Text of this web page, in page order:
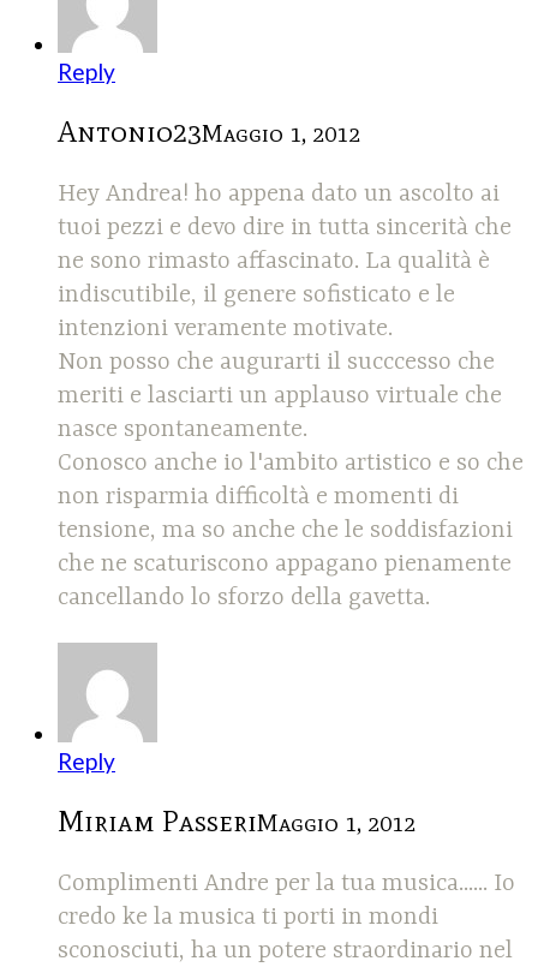
Reply
Antonio23Maggio 1, 2012
Hey Andrea! ho appena dato un ascolto ai
tuoi pezzi e devo dire in tutta sincerità che
ne sono rimasto affascinato. La qualità è
indiscutibile, il genere sofisticato e le
intenzioni veramente motivate.
Non posso che augurarti il succcesso che
meriti e lasciarti un applauso virtuale che
nasce spontaneamente.
Conosco anche io l'ambito artistico e so che
non risparmia difficoltà e momenti di
tensione, ma so anche che le soddisfazioni
che ne scaturiscono appagano pienamente
cancellando lo sforzo della gavetta.
Reply
Miriam PasseriMaggio 1, 2012
Complimenti Andre per la tua musica...... Io
credo ke la musica ti porti in mondi
sconosciuti, ha un potere straordinario nel